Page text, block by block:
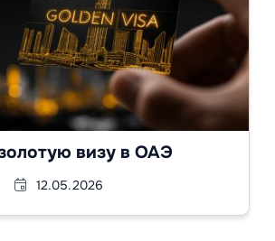
визу в ОАЭ
12.05.2026